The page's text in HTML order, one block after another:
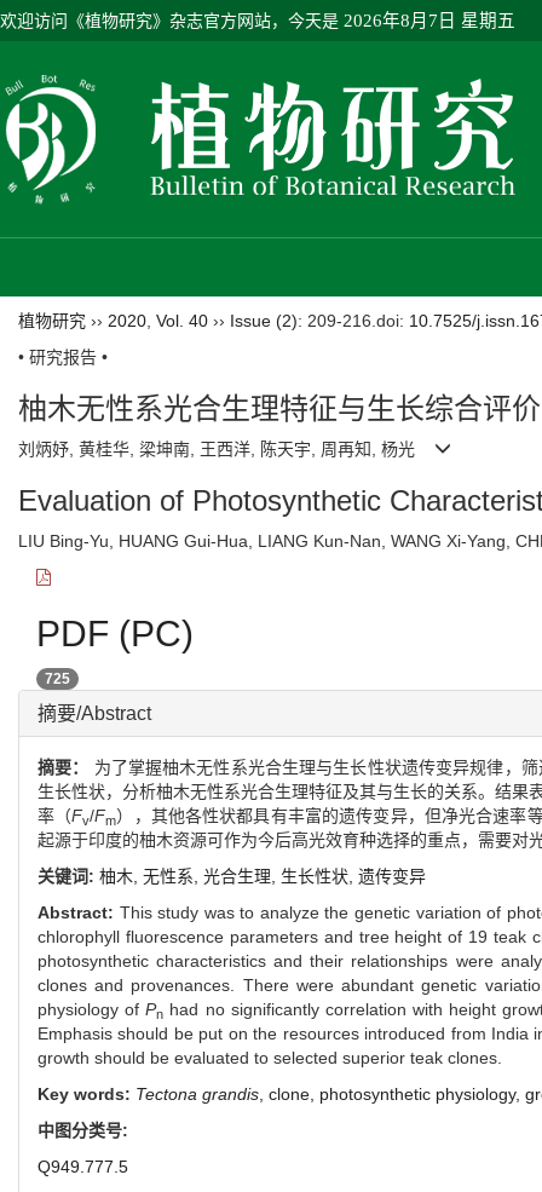
欢迎访问《植物研究》杂志官方网站，今天是 2026年8月7日 星期五
植物研究 ›› 2020 Vol. 40 ›› Issue (2): 209-216. doi: 10.7525/
• 研究报告 •
柚木无性系光合生理特征与生长综合评价
刘炳妤, 黄桂华, 梁坤南, 王西洋, 陈天宇, 周再知, 杨光
Evaluation of Photosynthetic
LIU Bing-Yu, HUANG Gui-Hua, LIANG Kun-Nan, WANG Xi-Yang,
PDF (PC)
725
摘要/Abstract
摘要： 为了掌握柚木无性系光合生理与生长性状遗传变异规律，
生长性状，分析柚木无性系光合生理特征及其与生长的关系。结
率（Fv/Fm），其他各性状都具有丰富的遗传变异，但净光合速率
起源于印度的柚木资源可作为今后高光效育种选择的重点，需要
关键词: 柚木, 无性系, 光合生理, 生长性状, 遗传变异
Abstract: This study was to analyze the genetic variation of
chlorophyll fluorescence parameters and tree height of 19 teak
photosynthetic characteristics and their relationships were
clones and provenances. There were abundant genetic
physiology ofPn had no significantly correlation with height
Emphasis should be put on the resources introduced from
growth should be evaluated to selected superior teak clones.
Key words: Tectona grandis, clone, photosynthetic physiology,
中图分类号:
Q949.777.5